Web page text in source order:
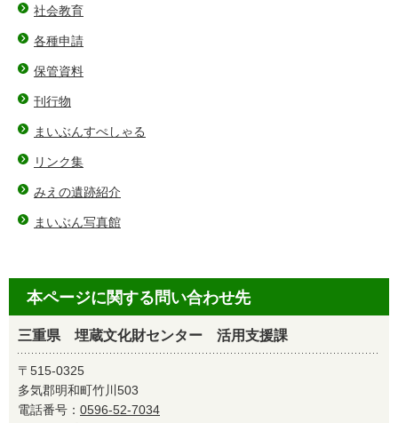
社会教育
各種申請
保管資料
刊行物
まいぶんすぺしゃる
リンク集
みえの遺跡紹介
まいぶん写真館
本ページに関する問い合わせ先
三重県 埋蔵文化財センター 活用支援課
〒515-0325
多気郡明和町竹川503
電話番号： 0596-52-7034